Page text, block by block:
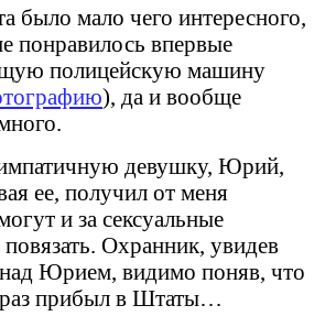
было мало чего интересного,
понравилось впервые
полицейскую машину
), да и вообще
девушку, Юрий,
ее, получил от меня
и за сексуальные
повязать. Охранник, увидев
над Юрием, видимо поняв, что
прибыл в Штаты…